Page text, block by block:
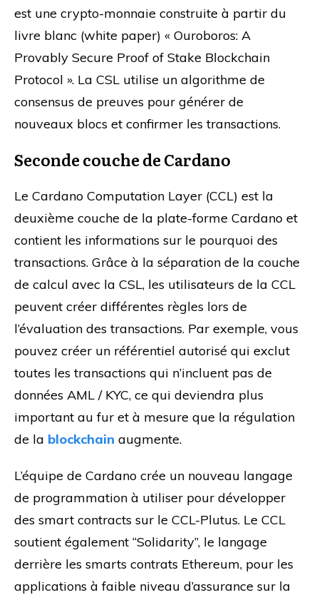
est une crypto-monnaie construite à partir du
livre blanc (white paper) « Ouroboros: A
Provably Secure Proof of Stake Blockchain
Protocol ». La CSL utilise un algorithme de
consensus de preuves pour générer de
nouveaux blocs et confirmer les transactions.
Seconde couche de Cardano
Le Cardano Computation Layer (CCL) est la
deuxième couche de la plate-forme Cardano et
contient les informations sur le pourquoi des
transactions. Grâce à la séparation de la couche
de calcul avec la CSL, les utilisateurs de la CCL
peuvent créer différentes règles lors de
l’évaluation des transactions. Par exemple, vous
pouvez créer un référentiel autorisé qui exclut
toutes les transactions qui n’incluent pas de
données AML / KYC, ce qui deviendra plus
important au fur et à mesure que la régulation
de la blockchain augmente.
L’équipe de Cardano crée un nouveau langage
de programmation à utiliser pour développer
des smart contracts sur le CCL-Plutus. Le CCL
soutient également “Solidarity”, le langage
derrière les smarts contrats Ethereum, pour les
applications à faible niveau d’assurance sur la